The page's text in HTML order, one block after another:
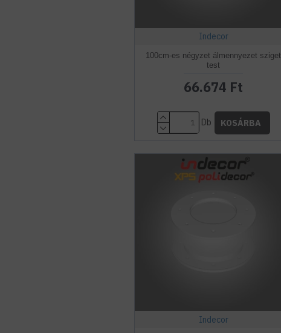
Indecor
100cm-es négyzet álmennyezet sziget
test
66.674 Ft
Db KOSÁRBA
Indecor